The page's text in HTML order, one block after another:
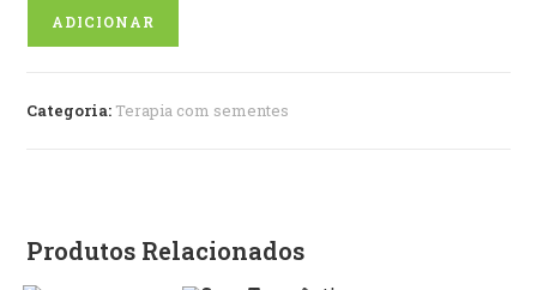
Terapêutico
ADICIONAR
Categoria: Terapia com sementes
Produtos Relacionados